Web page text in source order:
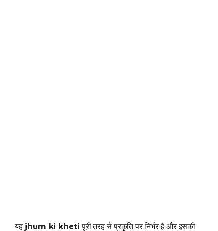
यह jhum ki kheti पूरी तरह से प्रकृति पर निर्भर है और इसकी